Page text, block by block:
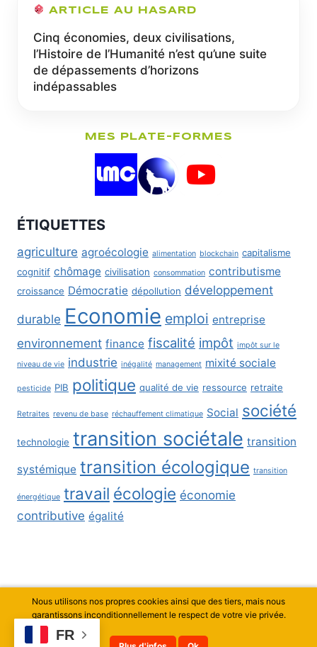
ARTICLE AU HASARD
Cinq économies, deux civilisations,
l’Histoire de l’Humanité n’est qu’une suite
de dépassements d’horizons
indépassables
MES PLATE-FORMES
ÉTIQUETTES
agriculture agroécologie alimentation blockchain capitalisme
cognitif chômage civilisation consommation contributisme
croissance Démocratie dépollution développement
durable Economie emploi entreprise
environnement finance fiscalité impôt impôt sur le
niveau de vie industrie inégalité management mixité sociale
pesticide PIB politique qualité de vie ressource retraite
Retraites revenu de base réchauffement climatique Social société
technologie transition sociétale transition
systémique transition écologique transition
énergétique travail écologie économie
contributive égalité
© 2026 Thierry Curty - Thème WordPress par
FR
Nous utilisons nos propres cookies ainsi que des tiers, mais nous
garantissons inconditionnellement le respect de votre vie privée.